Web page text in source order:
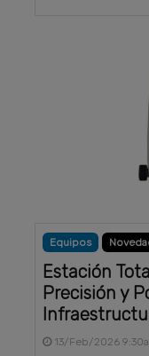
Equipos
Estación
Precisión y
13/Feb/2026